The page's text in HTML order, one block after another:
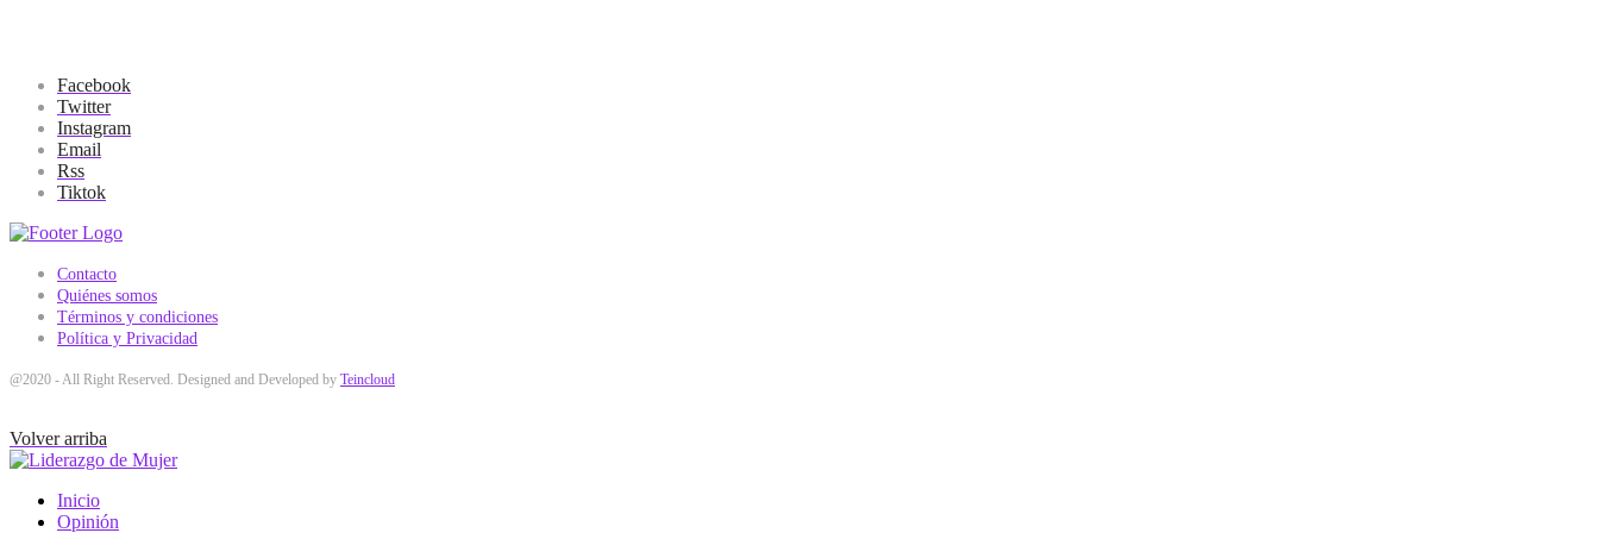
Facebook
Twitter
Instagram
Email
Rss
Tiktok
Contacto
Quiénes somos
Términos y condiciones
Política y Privacidad
@2020 - All Right Reserved. Designed and Developed by Teincloud
Volver arriba
Inicio
Opinión